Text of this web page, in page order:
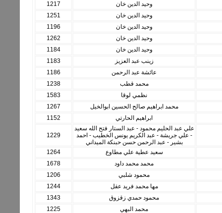
وحيد الدين خان
1217
وحيد الدين خان
1251
وحيد الدين خان
1196
وحيد الدين خان
1262
وحيد الدين خان
1184
زينب عبد العزيز
1183
عائشة عبد الرحمن
1186
محمد قطب
1238
نظمي لوقا
1583
محمد ابراهيم صالح الحسين ابوالخيل
1267
ابراهيم الحارتي
1152
علي عبد الحليم محمود - عبد الستار فتح الله سعيد
- علي جريشة - عبد الكريم يونس الخطيب - احمد
بشير - عبد الرحمن حسن حبنكة الميداني
1229
سعيد عطية علي مطاوع
1264
محمد محمد داود
1678
محمود شلبي
1206
مها محمد فريد عقل
1244
محمود حمدي زقزوق
1343
محمد البهي
1225